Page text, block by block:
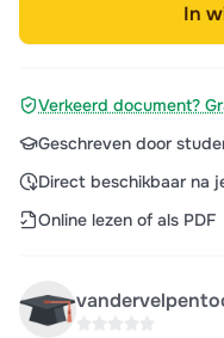
In
Verkeerd document?
Geschreven door
Direct beschikbaar na
Online lezen of als PDF